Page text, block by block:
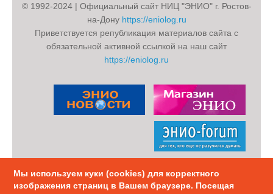
Мы используем куки (cookies) для корректного
изображения страниц в Вашем браузере. Посещая
© 1992-2024 | Официальный сайт НИЦ "ЭНИО" г. Ростов-
на-Дону https://eniolog.ru
Приветствуется републикация материалов сайта с
обязательной активной ссылкой на наш сайт
https://eniolog.ru
Политика конфиденциальности
Карта Сайта